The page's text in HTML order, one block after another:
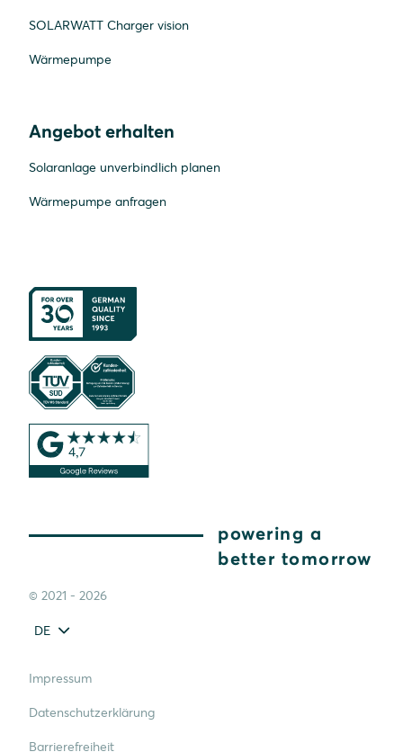
SOLARWATT Charger vision
Wärmepumpe
Angebot erhalten
Solaranlage unverbindlich planen
Wärmepumpe anfragen
powering a
better tomorrow
© 2021 - 2026
DE
Impressum
Datenschutzerklärung
Barrierefreiheit